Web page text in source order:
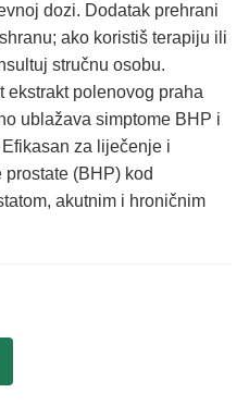
dozi. Dodatak prehrani
ako koristiš terapiju ili
stručnu osobu.
ekstrakt polenovog praha
ublažava simptome BHP i
za liječenje i
(BHP) kod
akutnim i hroničnim